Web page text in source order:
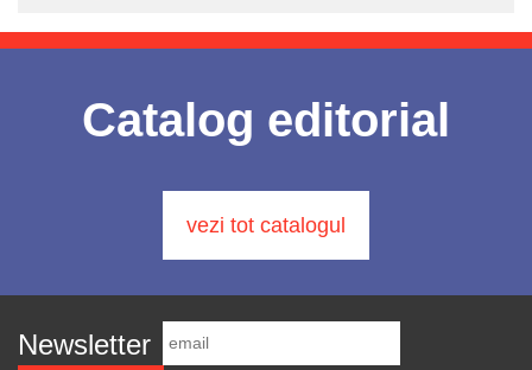
Catalog editorial
vezi tot catalogul
Newsletter